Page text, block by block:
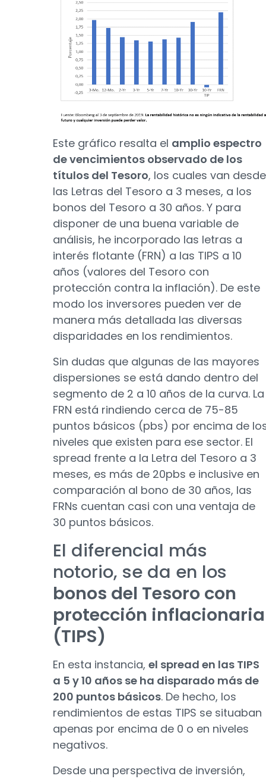
Este gráfico resalta el amplio espectro
de vencimientos observado de los
títulos del Tesoro, los cuales van desde
las Letras del Tesoro a 3 meses, a los
bonos del Tesoro a 30 años. Y para
disponer de una buena variable de
análisis, he incorporado las letras a
interés flotante (FRN) a las TIPS a 10
años (valores del Tesoro con
protección contra la inflación). De este
modo los inversores pueden ver de
manera más detallada las diversas
disparidades en los rendimientos.
Sin dudas que algunas de las mayores
dispersiones se está dando dentro del
segmento de 2 a 10 años de la curva. La
FRN está rindiendo cerca de 75-85
puntos básicos (pbs) por encima de
niveles que existen para ese sector. El
spread frente a la Letra del Tesoro a 3
meses, es más de 20pbs e inclusive en
comparación al bono de 30 años, las
FRNs cuentan casi con una ventaja de
30 puntos básicos.
El diferencial más
notorio, se da en los
bonos del Tesoro con
protección inflacionaria
(TIPS)
En esta instancia, el spread en las TIPS
a 5 y 10 años se ha disparado más de
200 puntos básicos. De hecho, los
rendimientos de estas TIPS se situaban
apenas por encima de 0 o en niveles
negativos.
Desde una perspectiva de inversión,